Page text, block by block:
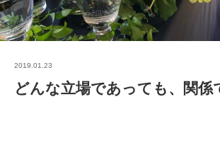
2019.01.23
どんな立場であっても、関係